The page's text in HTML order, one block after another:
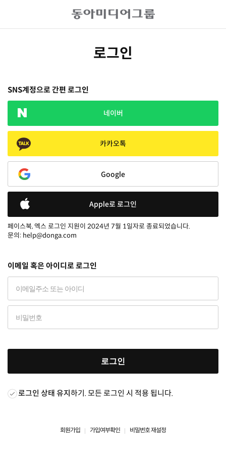
로그인
SNS계정으로 간편 로그인
네이버
카카오톡
Google
Apple로 로그인
페이스북, 엑스 로그인 지원이 2024년 7월 1일자로 종료되었습니다.
문의: help@donga.com
이메일 혹은 아이디로 로그인
로그인
로그인 상태 유지하기. 모든 로그인 시 적용 됩니다.
회원가입 가입여부확인 비밀번호 재설정